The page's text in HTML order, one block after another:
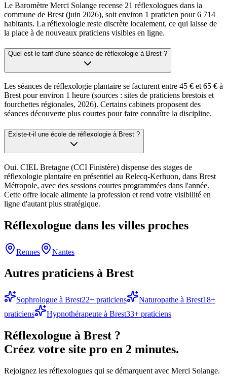
Le Baromètre Merci Solange recense 21 réflexologues dans la
commune de Brest (juin 2026), soit environ 1 praticien pour 6 714
habitants. La réflexologie reste discrète localement, ce qui laisse de
la place à de nouveaux praticiens visibles en ligne.
Quel est le tarif d'une séance de réflexologie à Brest ?
Les séances de réflexologie plantaire se facturent entre 45 € et 65 € à
Brest pour environ 1 heure (sources : sites de praticiens brestois et
fourchettes régionales, 2026). Certains cabinets proposent des
séances découverte plus courtes pour faire connaître la discipline.
Existe-t-il une école de réflexologie à Brest ?
Oui. CIEL Bretagne (CCI Finistère) dispense des stages de
réflexologie plantaire en présentiel au Relecq-Kerhuon, dans Brest
Métropole, avec des sessions courtes programmées dans l'année.
Cette offre locale alimente la profession et rend votre visibilité en
ligne d'autant plus stratégique.
Réflexologue dans les villes proches
Rennes Nantes
Autres praticiens à Brest
Sophrologue à Brest22+ praticiens Naturopathe à Brest18+
praticiens
Hypnothérapeute à Brest33+ praticiens
Réflexologue à Brest ?
Créez votre site pro en 2 minutes.
Rejoignez les réflexologues qui se démarquent avec Merci Solange.